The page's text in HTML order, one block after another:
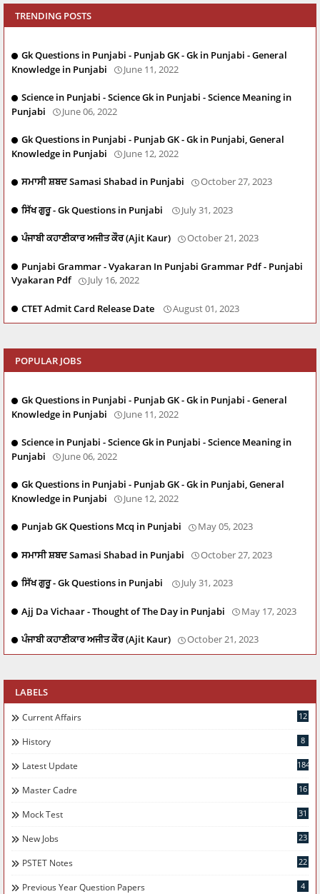
TRENDING POSTS
Gk Questions in Punjabi - Punjab GK - Gk in Punjabi - General
Knowledge in Punjabi
June 11, 2022
Science in Punjabi - Science Gk in Punjabi - Science Meaning in
Punjabi
June 06, 2022
Gk Questions in Punjabi - Punjab GK - Gk in Punjabi, General
Knowledge in Punjabi
June 12, 2022
ਸਮਾਸੀ ਸ਼ਬਦ Samasi Shabad in Punjabi October 27, 2023
ਸਿੱਖ ਗੁਰੂ - Gk Questions in Punjabi July 31, 2023
ਪੰਜਾਬੀ ਕਹਾਣੀਕਾਰ ਅਜੀਤ ਕੌਰ (Ajit Kaur) October 21, 2023
Punjabi Grammar - Vyakaran In Punjabi Grammar Pdf - Punjabi
Vyakaran Pdf
July 16, 2022
CTET Admit Card Release Date August 01, 2023
POPULAR JOBS
Gk Questions in Punjabi - Punjab GK - Gk in Punjabi - General
Knowledge in Punjabi
June 11, 2022
Science in Punjabi - Science Gk in Punjabi - Science Meaning in
Punjabi
June 06, 2022
Gk Questions in Punjabi - Punjab GK - Gk in Punjabi, General
Knowledge in Punjabi
June 12, 2022
Punjab GK Questions Mcq in Punjabi May 05, 2023
ਸਮਾਸੀ ਸ਼ਬਦ Samasi Shabad in Punjabi October 27, 2023
ਸਿੱਖ ਗੁਰੂ - Gk Questions in Punjabi July 31, 2023
Ajj Da Vichaar - Thought of The Day in Punjabi May 17, 2023
ਪੰਜਾਬੀ ਕਹਾਣੀਕਾਰ ਅਜੀਤ ਕੌਰ (Ajit Kaur) October 21, 2023
LABELS
Current Affairs 12
History 8
Latest Update 184
Master Cadre 16
Mock Test 31
New Jobs 23
PSTET Notes 22
Previous Year Question Papers 4